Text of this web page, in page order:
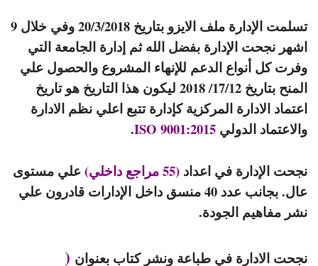
تسلمت الإدارة ملف الايزو بتاريخ 20/3/2018 وفي خلال 9
اشهر نجحت الإدارة بفضل الله ثم إدارة الجامعة التي
وفرت كل أنواع الدعم للإنهاء المشروع والحصول علي
المنح بتاريخ 17/12/ 2018 ليكون هذا التاريخ هو تاريخ
اعتماد الادارة المركزية كإدارة تتبع اعلي نظم الادارة
والاعتماد الدولي ISO 9001:2015
.
نجحت الإدارة في اعداد (55 مراجع داخلي)
علي مستوى
عال. بجانب عدد 40 منسق داخل الإدارات قادرون علي
نشر مفاهيم الجودة.
نجحت الادارة في طباعة ونشر كتاب بعنوان (